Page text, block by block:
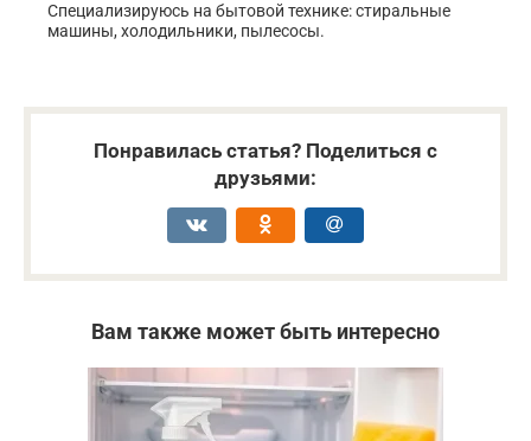
Специализируюсь на бытовой технике: стиральные
машины, холодильники, пылесосы.
Понравилась статья? Поделиться с
друзьями:
Вам также может быть интересно